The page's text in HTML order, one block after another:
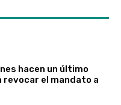
hacen un último
el mandato a